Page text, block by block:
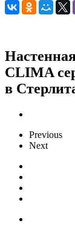
CLIMA
в
Previous
Next